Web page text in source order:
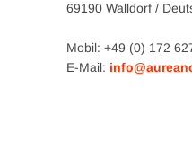
69190 Walldorf /
Mobil: +49 (0) 172
E-Mail: